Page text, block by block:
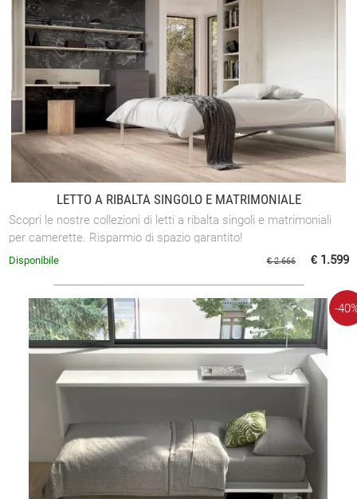
LETTO A RIBALTA SINGOLO E MATRIMONIALE
Scopri le nostre collezioni di letti a ribalta singoli e matrimoniali
per camerette. Risparmio di spazio garantito!
€ 2.666 € 1.599
Disponibile
-